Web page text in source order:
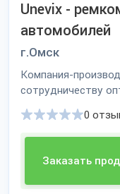
Unevix -
автомобилей
г.Омск
Компания-
сотрудничеству
Заказать
0